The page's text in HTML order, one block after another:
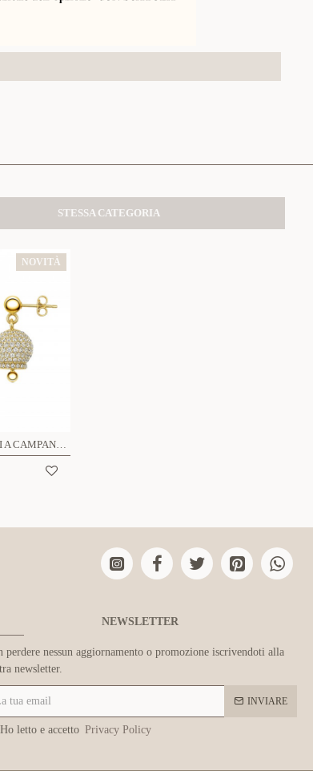
STESSA CATEGORIA
NOVITÀ
ORECCHINI PENDENTI A CAMPANELLA CON PAVÉ DI ZIRCONI - JN2650D084
NEWSLETTER
perdere nessun aggiornamento o promozione iscrivendoti alla
newsletter.
INVIARE
Ho letto e accetto Privacy Policy